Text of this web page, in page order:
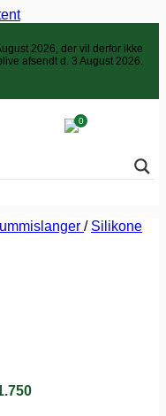
2026, der vil derfor ikke
afsendt d. 3 August 2026.
0
/ Silikone